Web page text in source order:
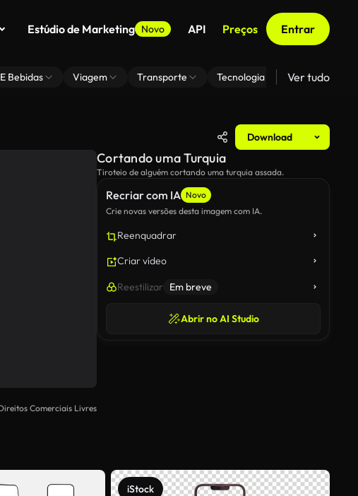
Estúdio de Marketing Novo API Preços Entrar
Bebidas Viagem Transporte Tecnologia Zoom De
Ver tudo
Download
Comerciais Livres
Recriar com IA Novo
Crie novas versões desta imagem com IA.
Reenquadrar
Criar vídeo
Reestilizar Em breve
Abrir no AI Studio
Cortando uma Turquia
Tiroteio de alguém cortando uma turquia assada.
iStock